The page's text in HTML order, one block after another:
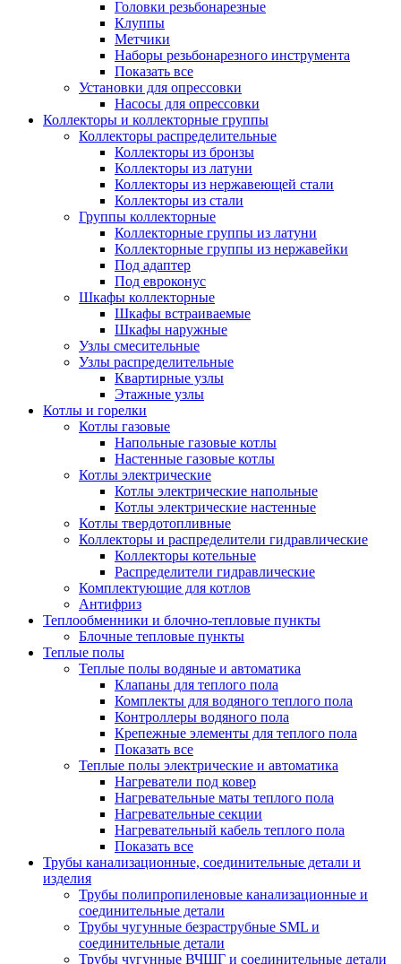
Головки резьбонарезные
Клуппы
Метчики
Наборы резьбонарезного инструмента
Показать все
Установки для опрессовки
Насосы для опрессовки
Коллекторы и коллекторные группы
Коллекторы распределительные
Коллекторы из бронзы
Коллекторы из латуни
Коллекторы из нержавеющей стали
Коллекторы из стали
Группы коллекторные
Коллекторные группы из латуни
Коллекторные группы из нержавейки
Под адаптер
Под евроконус
Шкафы коллекторные
Шкафы встраиваемые
Шкафы наружные
Узлы смесительные
Узлы распределительные
Квартирные узлы
Этажные узлы
Котлы и горелки
Котлы газовые
Напольные газовые котлы
Настенные газовые котлы
Котлы электрические
Котлы электрические напольные
Котлы электрические настенные
Котлы твердотопливные
Коллекторы и распределители гидравлические
Коллекторы котельные
Распределители гидравлические
Комплектующие для котлов
Антифриз
Теплообменники и блочно-тепловые пункты
Блочные тепловые пункты
Теплые полы
Теплые полы водяные и автоматика
Клапаны для теплого пола
Комплекты для водяного теплого пола
Контроллеры водяного пола
Крепежные элементы для теплого пола
Показать все
Теплые полы электрические и автоматика
Нагреватели под ковер
Нагревательные маты теплого пола
Нагревательные секции
Нагревательный кабель теплого пола
Показать все
Трубы канализационные, соединительные детали и
изделия
Трубы полипропиленовые канализационные и
соединительные детали
Трубы чугунные безраструбные SML и
соединительные детали
Трубы чугунные ВЧШГ и соединительные детали